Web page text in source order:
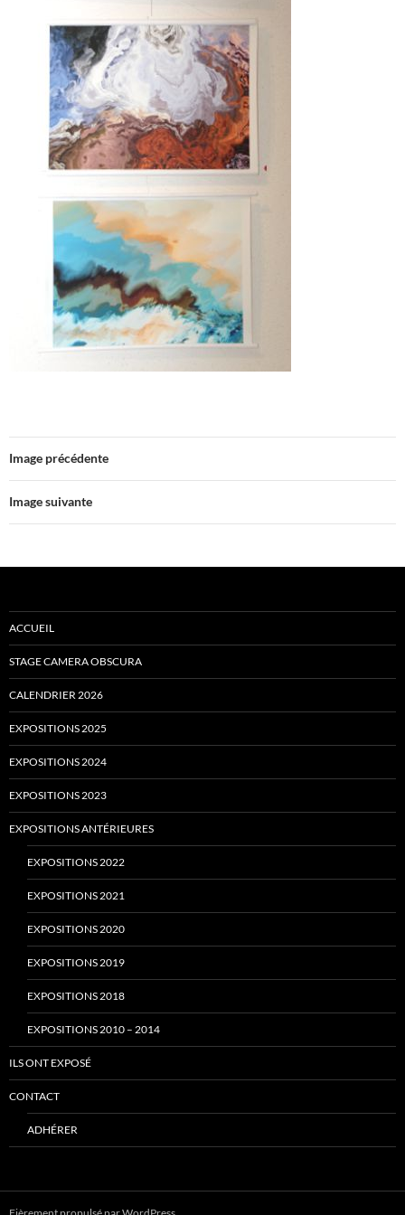
Image précédente
Image suivante
ACCUEIL
STAGE CAMERA OBSCURA
CALENDRIER 2026
EXPOSITIONS 2025
EXPOSITIONS 2024
EXPOSITIONS 2023
EXPOSITIONS ANTÉRIEURES
EXPOSITIONS 2022
EXPOSITIONS 2021
EXPOSITIONS 2020
EXPOSITIONS 2019
EXPOSITIONS 2018
EXPOSITIONS 2010 – 2014
ILS ONT EXPOSÉ
CONTACT
ADHÉRER